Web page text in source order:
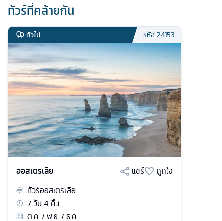
ทัวร์ที่คล้ายกัน
ทั่วไป รหัส24153
ออสเตรเลีย แชร์
ถูกใจ
ทัวร์ออสเตรเลีย
7วัน4 คืน
ต.ค. / พ.ย. / ธ.ค.